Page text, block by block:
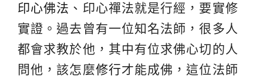
印心佛法 、印心禪法就是行經，要實修
實證。過去曾有一位知名法師，很多人
都會求教於他，其中有位求佛心切的人
問他，該怎麼修行才能成佛，這位法師